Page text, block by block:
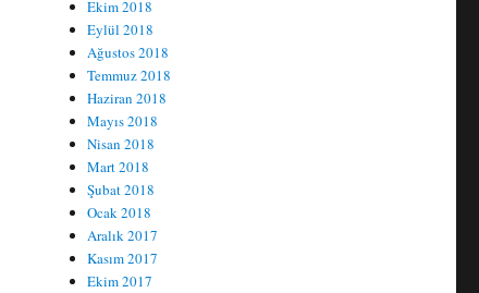
Ekim 2018
Eylül 2018
Ağustos 2018
Temmuz 2018
Haziran 2018
Mayıs 2018
Nisan 2018
Mart 2018
Şubat 2018
Ocak 2018
Aralık 2017
Kasım 2017
Ekim 2017